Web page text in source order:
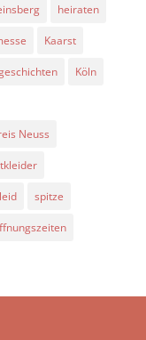
heiraten
Kaarst
Köln
Neuss
spitze